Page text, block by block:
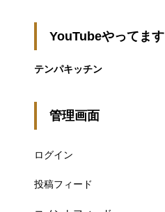
YouTubeやってます
テンパキッチン
管理画面
ログイン
投稿フィード